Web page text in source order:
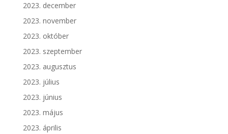
2023. december
2023. november
2023. október
2023. szeptember
2023. augusztus
2023. július
2023. június
2023. május
2023. április